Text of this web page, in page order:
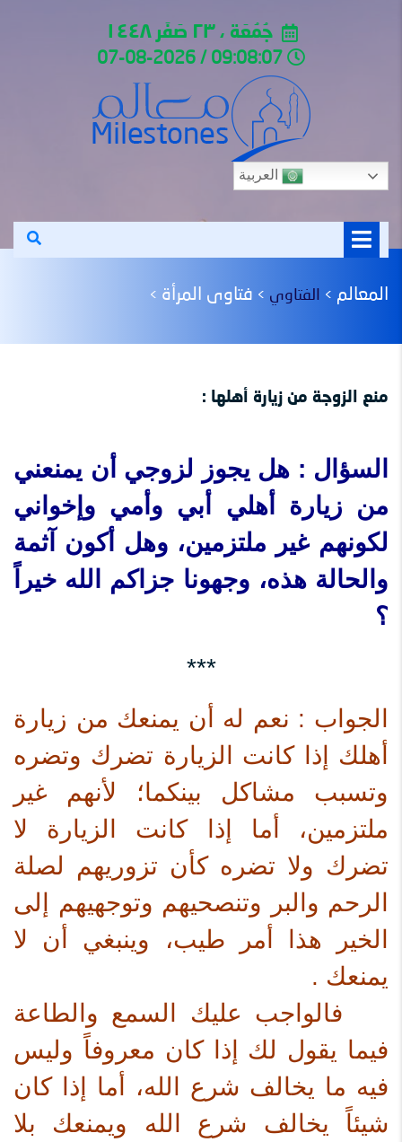
جُمُعَة ، ٢٣ صَفَر ١٤٤٨
العربية
المعالم > الفتاوي > فتاوى المرأة >
منع الزوجة من زيارة أهلها :
السؤال : هل يجوز لزوجي أن يمنعني
من زيارة أهلي أبي وأمي وإخواني
لكونهم غير ملتزمين، وهل أكون آثمة
والحالة هذه، وجهونا جزاكم الله خيراً
؟
***
الجواب : نعم له أن يمنعك من زيارة
أهلك إذا كانت الزيارة تضرك وتضره
وتسبب مشاكل بينكما؛ لأنهم غير
ملتزمين، أما إذا كانت الزيارة لا
تضرك ولا تضره كأن تزوريهم لصلة
الرحم والبر وتنصحيهم وتوجهيهم إلى
الخير هذا أمر طيب، وينبغي أن لا
يمنعك .
فالواجب عليك السمع والطاعة
فيما يقول لك إذا كان معروفاً وليس
فيه ما يخالف شرع الله، أما إذا كان
شيئاً يخالف شرع الله ويمنعك بلا